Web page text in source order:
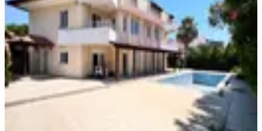
Serik, Kadriye Mahallesi
5+2·360 m² 17.07.2026
80.000 ₺
Agas Gayrimenkul İnşaat Ltd. Şti.